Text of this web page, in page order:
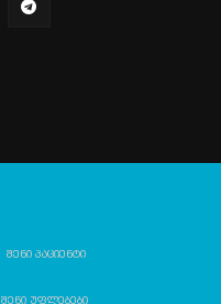
შენი პაციენტი
შენი უფლებები